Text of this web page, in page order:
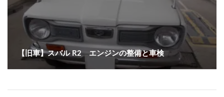
【旧車】スバル R2 エンジンの整備と車検